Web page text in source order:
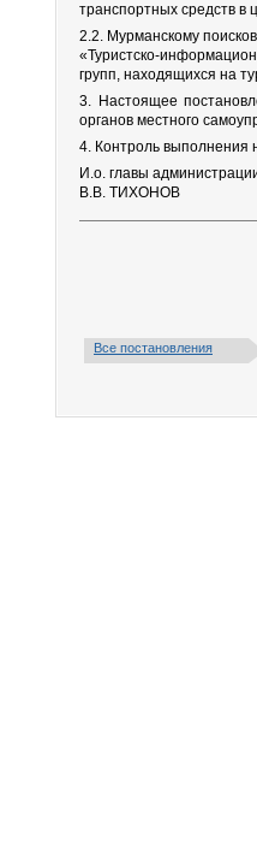
транспортных средств в
2.2. Мурманскому
«Туристско-
групп, находящихся на
3. Настоящее
органов местного
4. Контроль выполнения
И.о. главы
В.В. ТИХОНОВ
Все постановления